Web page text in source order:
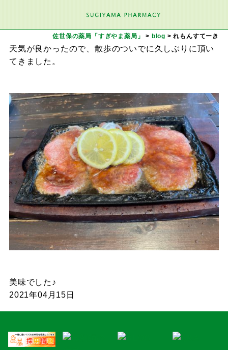
佐世保の薬局「すぎやま薬局」 > blog >れもんすてーき
天気が良かったので、散歩のついでに久しぶりに頂い
てきました。
美味でした♪
2021年04月15日